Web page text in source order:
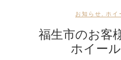
お知らせ ホイ
福生市のお
ホイー